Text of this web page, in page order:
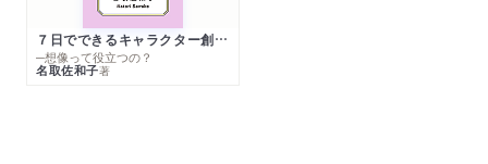
７日でできるキャラクター創作入門
─想像って役立つの？
名取佐和子著